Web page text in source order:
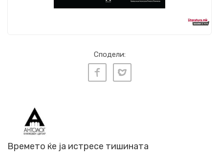
Сподели:
Времето ќе ја истресе тишината